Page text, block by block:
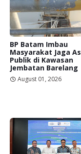
BP Batam Imbau
Masyarakat Jaga
Publik di Kawasan
Jembatan Barelang
August 01, 2026